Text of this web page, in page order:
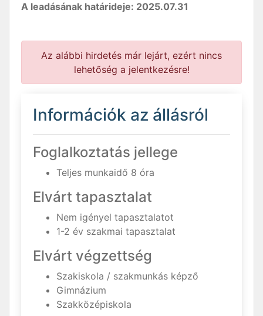
A leadásának határideje: 2025.07.31
Az alábbi hirdetés már lejárt, ezért nincs
lehetőség a jelentkezésre!
Információk az állásról
Foglalkoztatás jellege
Teljes munkaidő 8 óra
Elvárt tapasztalat
Nem igényel tapasztalatot
1-2 év szakmai tapasztalat
Elvárt végzettség
Szakiskola / szakmunkás képző
Gimnázium
Szakközépiskola